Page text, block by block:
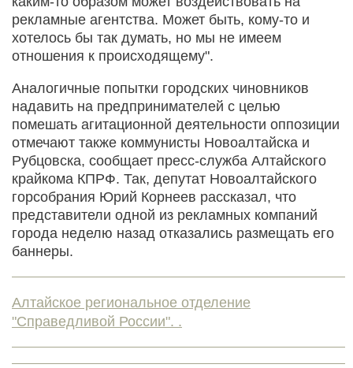
рекламные агентства. Может быть, кому-то и
хотелось бы так думать, но мы не имеем
отношения к происходящему".
Аналогичные попытки городских чиновников
надавить на предпринимателей с целью
помешать агитационной деятельности оппозиции
отмечают также коммунисты Новоалтайска и
Рубцовска, сообщает пресс-служба Алтайского
крайкома КПРФ. Так, депутат Новоалтайского
горсобрания Юрий Корнеев рассказал, что
представители одной из рекламных компаний
города неделю назад отказались размещать его
баннеры.
Алтайское региональное отделение
"Справедливой России". .